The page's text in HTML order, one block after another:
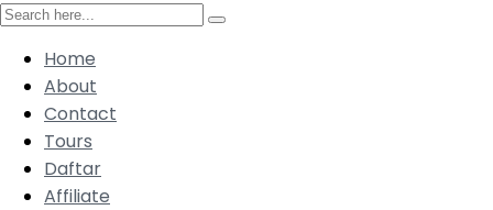
Home
About
Contact
Tours
Daftar
Affiliate